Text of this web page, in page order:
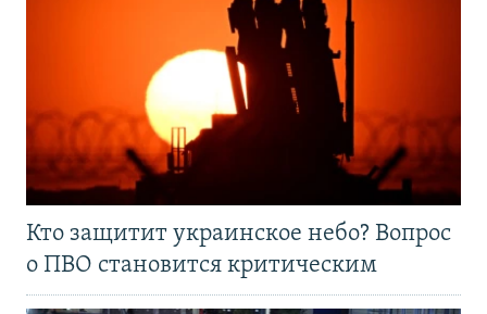
Кто защитит украинское небо? Вопрос
о ПВО становится критическим